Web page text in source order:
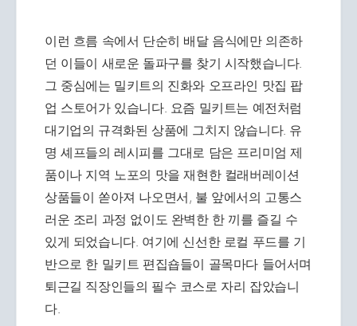
이런 흐름 속에서 단순히 배달 음식에만 의존하
던 이들이 새로운 돌파구를 찾기 시작했습니다.
그 중심에는 밀키트의 진화와 오프라인 맛집 팝
업 스토어가 있습니다. 요즘 밀키트는 예전처럼
대기업의 규격화된 상품에 그치지 않습니다. 유
명 셰프들의 레시피를 그대로 담은 프리미엄 제
품이나 지역 노포의 맛을 재현한 컬래버레이션
상품들이 쏟아져 나오면서, 불 앞에서의 고통스
러운 조리 과정 없이도 완벽한 한 끼를 즐길 수
있게 되었습니다. 여기에 신선한 로컬 푸드를 기
반으로 한 밀키트 편집숍들이 골목마다 들어서며
퇴근길 직장인들의 필수 코스로 자리 잡았습니
다.